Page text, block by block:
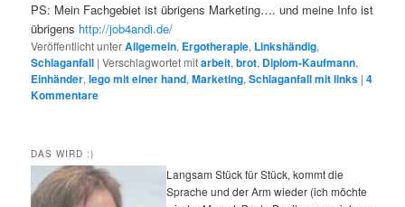
PS: Mein Fachgebiet ist übrigens Marketing…. und meine Info ist
übrigens http://job4andi.de/
Veröffentlicht unterAllgemein, Ergotherapie, Linkshändig,
Schlaganfall |Verschlagwortet mitarbeit,brot, Diplom-Kaufmann,
Einhänder,lego mit einer hand,Marketing,Schlaganfall mit links |4
Kommentare
DAS WIRD :)
Langsam Stück für Stück, kommt die
Sprache und der Arm wieder (ich möchte